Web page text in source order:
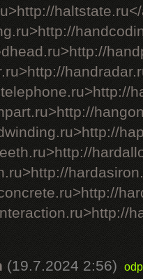
(19.7.2024 2:56)